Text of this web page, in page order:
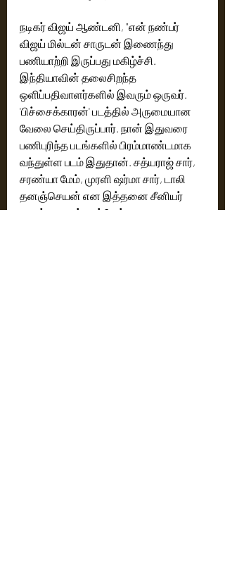
நடிகர் விஜய் ஆண்டனி, "என் நண்பர்
விஜய் மில்டன் சாருடன் இணைந்து
பணியாற்றி இருப்பது மகிழ்ச்சி.
இந்தியாவின் தலைசிறந்த
ஒளிப்பதிவாளர்களில் இவரும் ஒருவர்.
'பிச்சைக்காரன்' படத்தில் அருமையான
வேலை செய்திருப்பார். நான் இதுவரை
பணிபுரிந்த படங்களில் பிரம்மாண்டமாக
வந்துள்ள படம் இதுதான். சத்யராஜ் சார்,
சரண்யா மேம், முரளி ஷர்மா சார், டாலி
தனஞ்செயன் என இத்தனை சீனியர்
நடிகர்களுடன் நடிப்பேன் என